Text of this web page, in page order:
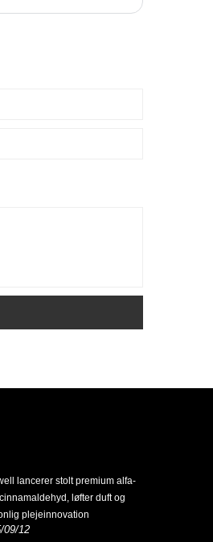
lancerer stolt premium alfa-
løfter duft og
plejeinnovation
09/12